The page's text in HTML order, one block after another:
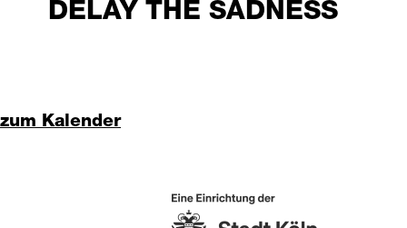
DELAY THE SADNESS
zum Kalender